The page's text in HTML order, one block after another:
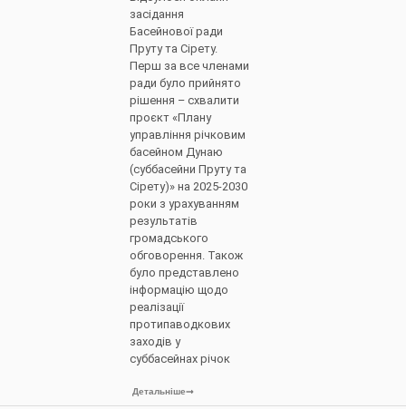
засідання
Басейнової ради
Пруту та Сірету.
Перш за все членами
ради було прийнято
рішення – схвалити
проєкт «Плану
управління річковим
басейном Дунаю
(суббасейни Пруту та
Сірету)» на 2025-2030
роки з урахуванням
результатів
громадського
обговорення. Також
було представлено
інформацію щодо
реалізації
протипаводкових
заходів у
суббасейнах річок
Детальніше